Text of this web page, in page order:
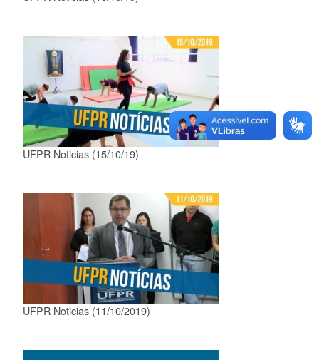
UFPR Noticias (15/10/19)
UFPR Noticias (11/10/2019)